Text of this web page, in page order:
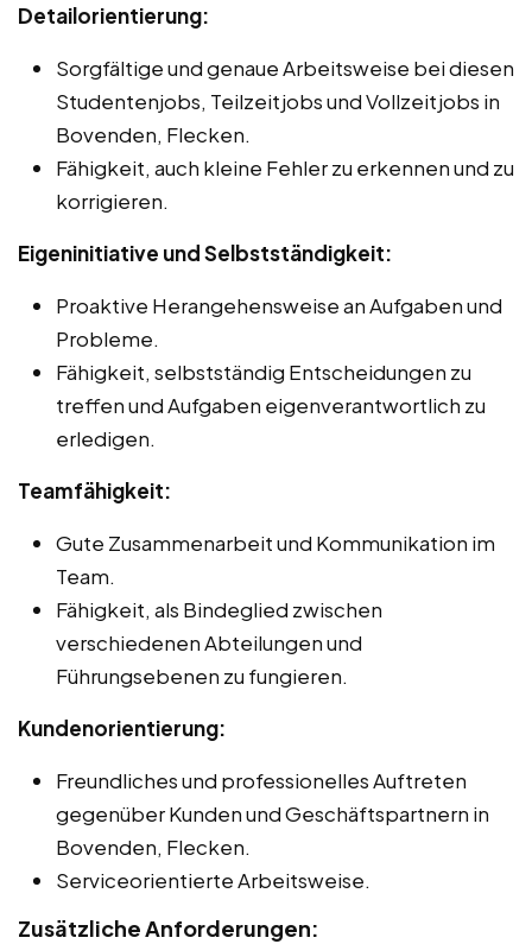
Detailorientierung:
Sorgfältige und genaue Arbeitsweise bei diesen
Studentenjobs, Teilzeitjobs und Vollzeitjobs in
Bovenden, Flecken.
Fähigkeit, auch kleine Fehler zu erkennen und zu
korrigieren.
Eigeninitiative und Selbstständigkeit:
Proaktive Herangehensweise an Aufgaben und
Probleme.
Fähigkeit, selbstständig Entscheidungen zu
treffen und Aufgaben eigenverantwortlich zu
erledigen.
Teamfähigkeit:
Gute Zusammenarbeit und Kommunikation im
Team.
Fähigkeit, als Bindeglied zwischen
verschiedenen Abteilungen und
Führungsebenen zu fungieren.
Kundenorientierung:
Freundliches und professionelles Auftreten
gegenüber Kunden und Geschäftspartnern in
Bovenden, Flecken.
Serviceorientierte Arbeitsweise.
Zusätzliche Anforderungen: